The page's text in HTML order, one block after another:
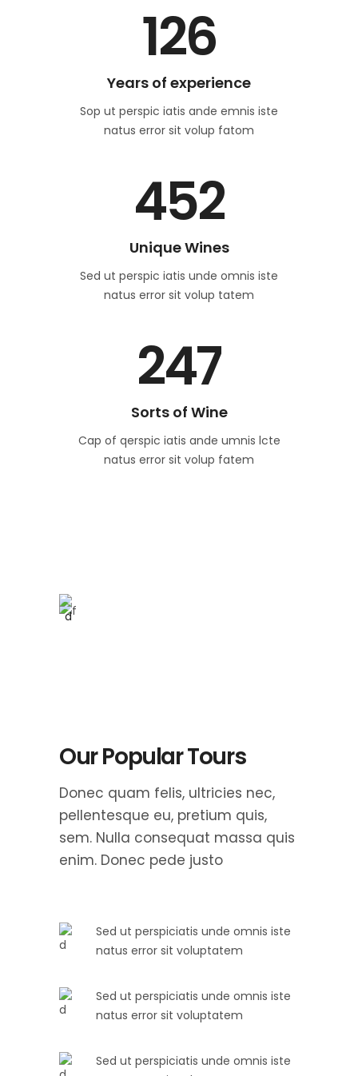
126
Years of experience
Sop ut perspic iatis ande emnis iste
natus error sit volup fatom
452
Unique Wines
Sed ut perspic iatis unde omnis iste
natus error sit volup tatem
247
Sorts of Wine
Cap of qerspic iatis ande umnis lcte
natus error sit volup fatem
Our Popular Tours
Donec quam felis, ultricies nec,
pellentesque eu, pretium quis,
sem. Nulla consequat massa quis
enim. Donec pede justo
Sed ut perspiciatis unde omnis iste
natus error sit voluptatem
Sed ut perspiciatis unde omnis iste
natus error sit voluptatem
Sed ut perspiciatis unde omnis iste